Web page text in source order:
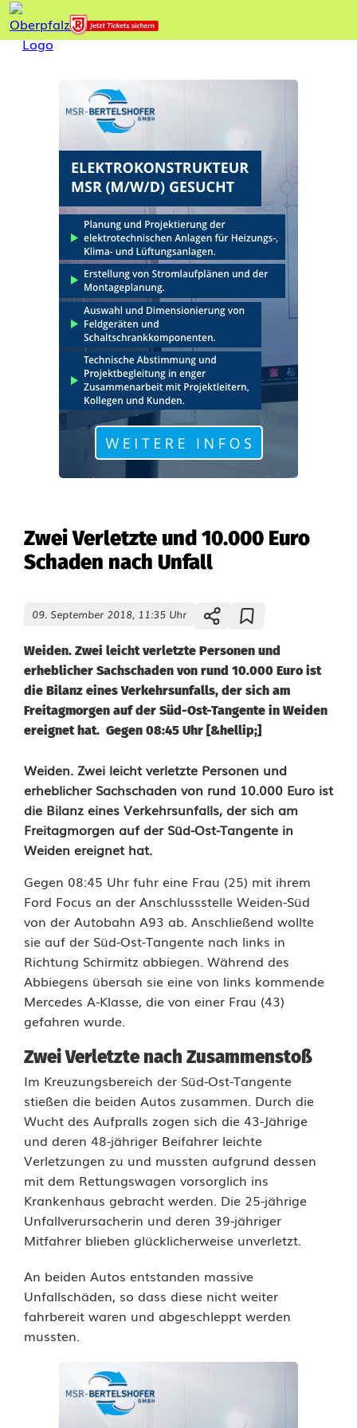
Zwei Verletzte und 10.000 Euro
Schaden nach Unfall
09. September 2018, 11:35 Uhr
Weiden. Zwei leicht verletzte Personen und
erheblicher Sachschaden von rund 10.000 Euro ist
die Bilanz eines Verkehrsunfalls, der sich am
Freitagmorgen auf der Süd-Ost-Tangente in Weiden
ereignet hat. Gegen 08:45 Uhr [&hellip;]
Z
w
e
V
e
r
l
e
t
z
t
e
u
n
d
0
.
0
Weiden. Zwei leicht verletzte Personen und
erheblicher Sachschaden von rund 10.000 Euro ist
die Bilanz eines Verkehrsunfalls, der sich am
Freitagmorgen auf der Süd-Ost-Tangente in
Weiden ereignet hat.
Gegen 08:45 Uhr fuhr eine Frau (25) mit ihrem
Ford Focus an der Anschlussstelle Weiden-Süd
von der Autobahn A93 ab. Anschließend wollte
sie auf der Süd-Ost-Tangente nach links in
Richtung Schirmitz abbiegen. Während des
Abbiegens übersah sie eine von links kommende
Mercedes A-Klasse, die von einer Frau (43)
gefahren wurde.
Zwei Verletzte nach Zusammenstoß
Im Kreuzungsbereich der Süd-Ost-Tangente
stießen die beiden Autos zusammen. Durch die
Wucht des Aufpralls zogen sich die 43-Jährige
und deren 48-jähriger Beifahrer leichte
Verletzungen zu und mussten aufgrund dessen
mit dem Rettungswagen vorsorglich ins
Krankenhaus gebracht werden. Die 25-jährige
Unfallverursacherin und deren 39-jähriger
Mitfahrer blieben glücklicherweise unverletzt.
An beiden Autos entstanden massive
Unfallschäden, so dass diese nicht weiter
fahrbereit waren und abgeschleppt werden
mussten.